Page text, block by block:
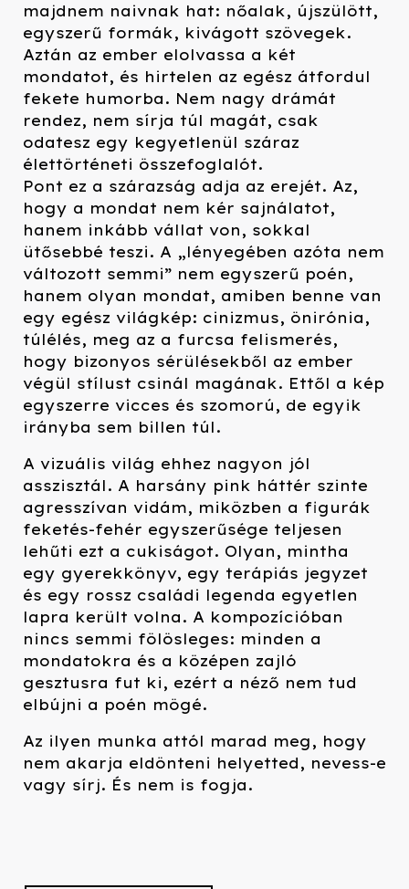
majdnem naivnak hat: nőalak, újszülött,
egyszerű formák, kivágott szövegek.
Aztán az ember elolvassa a két
mondatot, és hirtelen az egész átfordul
fekete humorba. Nem nagy drámát
rendez, nem sírja túl magát, csak
odatesz egy kegyetlenül száraz
élettörténeti összefoglalót.
Pont ez a szárazság adja az erejét. Az,
hogy a mondat nem kér sajnálatot,
hanem inkább vállat von, sokkal
ütősebbé teszi. A „lényegében azóta nem
változott semmi” nem egyszerű poén,
hanem olyan mondat, amiben benne van
egy egész világkép: cinizmus, önirónia,
túlélés, meg az a furcsa felismerés,
hogy bizonyos sérülésekből az ember
végül stílust csinál magának. Ettől a kép
egyszerre vicces és szomorú, de egyik
irányba sem billen túl.
A vizuális világ ehhez nagyon jól
asszisztál. A harsány pink háttér szinte
agresszívan vidám, miközben a figurák
feketés-fehér egyszerűsége teljesen
lehűti ezt a cukiságot. Olyan, mintha
egy gyerekkönyv, egy terápiás jegyzet
és egy rossz családi legenda egyetlen
lapra került volna. A kompozícióban
nincs semmi fölösleges: minden a
mondatokra és a középen zajló
gesztusra fut ki, ezért a néző nem tud
elbújni a poén mögé.
Az ilyen munka attól marad meg, hogy
nem akarja eldönteni helyetted, nevess-e
vagy sírj. És nem is fogja.